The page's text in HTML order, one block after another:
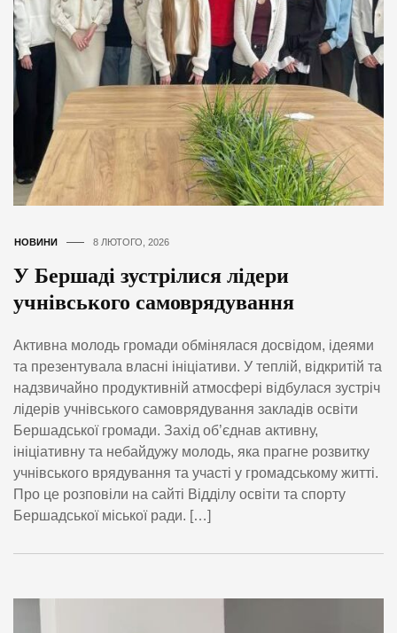
НОВИНИ 8 ЛЮТОГО, 2026
У Бершаді зустрілися лідери
учнівського самоврядування
Активна молодь громади обмінялася досвідом, ідеями
та презентувала власні ініціативи. У теплій, відкритій та
надзвичайно продуктивній атмосфері відбулася зустріч
лідерів учнівського самоврядування закладів освіти
Бершадської громади. Захід об’єднав активну,
ініціативну та небайдужу молодь, яка прагне розвитку
учнівського врядування та участі у громадському житті.
Про це розповіли на сайті Відділу освіти та спорту
Бершадської міської ради. […]